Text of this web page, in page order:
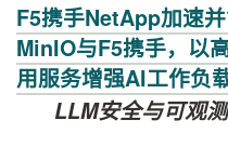
F5携手NetApp加速
MinIO与F5携手，以
用服务增强AI工作负
LLM安全与可观